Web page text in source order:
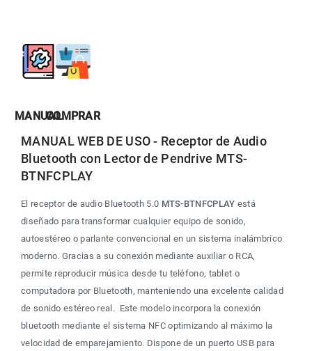
MANUALCOMPRAR
MANUAL WEB DE USO - Receptor de Audio
Bluetooth con Lector de Pendrive MTS-
BTNFCPLAY
El receptor de audio Bluetooth 5.0 MTS-BTNFCPLAY está
diseñado para transformar cualquier equipo de sonido,
autoestéreo o parlante convencional en un sistema inalámbrico
moderno. Gracias a su conexión mediante auxiliar o RCA,
permite reproducir música desde tu teléfono, tablet o
computadora por Bluetooth, manteniendo una excelente calidad
de sonido estéreo real.  Este modelo incorpora la conexión
bluetooth mediante el sistema NFC optimizando al máximo la
velocidad de emparejamiento. Dispone de un puerto USB para